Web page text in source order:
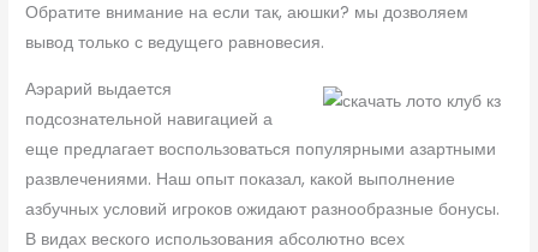
Обратите внимание на если так, аюшки? мы дозволяем
вывод только с ведущего равновесия.
Аэрарий выдается
подсознательной навигацией а
еще предлагает воспользоваться популярными азартными
развлечениями. Наш опыт показал, какой выполнение
азбучных условий игроков ожидают разнообразные бонусы.
В видах веского использования абсолютно всех